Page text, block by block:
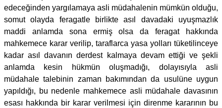
edeceğinden yargılamaya asli müdahalenin mümkün olduğu,
somut olayda feragatle birlikte asıl davadaki uyuşmazlık
maddi anlamda sona ermiş olsa da feragat hakkında
mahkemece karar verilip, taraflarca yasa yolları tüketilinceye
kadar asıl davanın derdest kalmaya devam ettiği ve şekli
anlamda kesin hükmün oluşmadığı, dolayısıyla asli
müdahale talebinin zaman bakımından da usulüne uygun
yapıldığı, bu nedenle mahkemece asli müdahale davasının
esası hakkında bir karar verilmesi için direnme kararının bu